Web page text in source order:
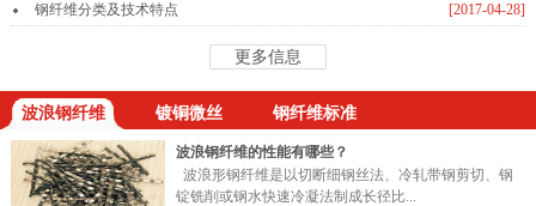
[2017-04-28]
钢纤维分类及技术特点
更多信息
波浪钢纤维 镀铜微丝 钢纤维标准
波浪钢纤维的性能有哪些？
波浪形钢纤维是以切断细钢丝法、冷轧带钢剪切、钢
锭铣削或钢水快速冷凝法制成长径比...